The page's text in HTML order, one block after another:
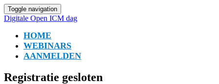
Toggle navigation
Digitale Open ICM dag
HOME
WEBINARS
AANMELDEN
Registratie gesloten